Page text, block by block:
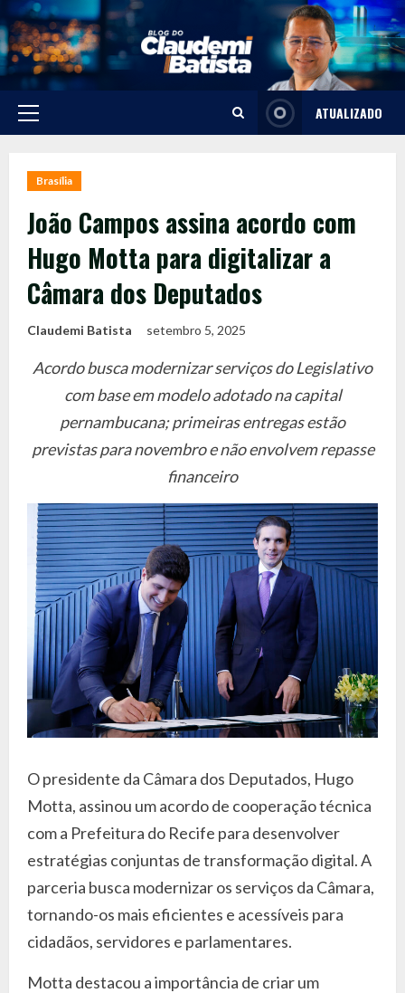
Skip
to
content
Primary
ATUALIZADO
Brasília
João Campos assina acordo com
Hugo Motta para digitalizar a
Câmara dos Deputados
Claudemi Batista setembro 5, 2025
Acordo busca modernizar serviços do Legislativo
com base em modelo adotado na capital
pernambucana; primeiras entregas estão
previstas para novembro e não envolvem repasse
financeiro
O presidente da Câmara dos Deputados, Hugo
Motta, assinou um acordo de cooperação técnica
com a Prefeitura do Recife para desenvolver
estratégias conjuntas de transformação digital. A
parceria busca modernizar os serviços da Câmara,
tornando-os mais eficientes e acessíveis para
cidadãos, servidores e parlamentares.
Motta destacou a importância de criar um